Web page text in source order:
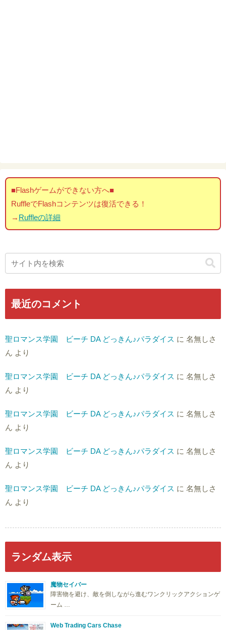
■Flashゲームができない方へ■
RuffleでFlashコンテンツは復活できる！
→ Ruffleの詳細
最近のコメント
聖ロマンス学園 ビーチ DA どっきん♪パラダイス に 名無しさ
ん より
聖ロマンス学園 ビーチ DA どっきん♪パラダイス に 名無しさ
ん より
聖ロマンス学園 ビーチ DA どっきん♪パラダイス に 名無しさ
ん より
聖ロマンス学園 ビーチ DA どっきん♪パラダイス に 名無しさ
ん より
聖ロマンス学園 ビーチ DA どっきん♪パラダイス に 名無しさ
ん より
ランダム表示
魔物セイバー
障害物を避け、敵を倒しながら進むワンクリックアクションゲ
ーム …
Web Trading Cars Chase